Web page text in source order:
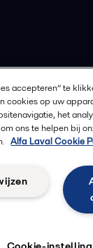
partners
accepteren” te
cookies op uw
het
ons te helpen bij
Alfa Laval Cookie